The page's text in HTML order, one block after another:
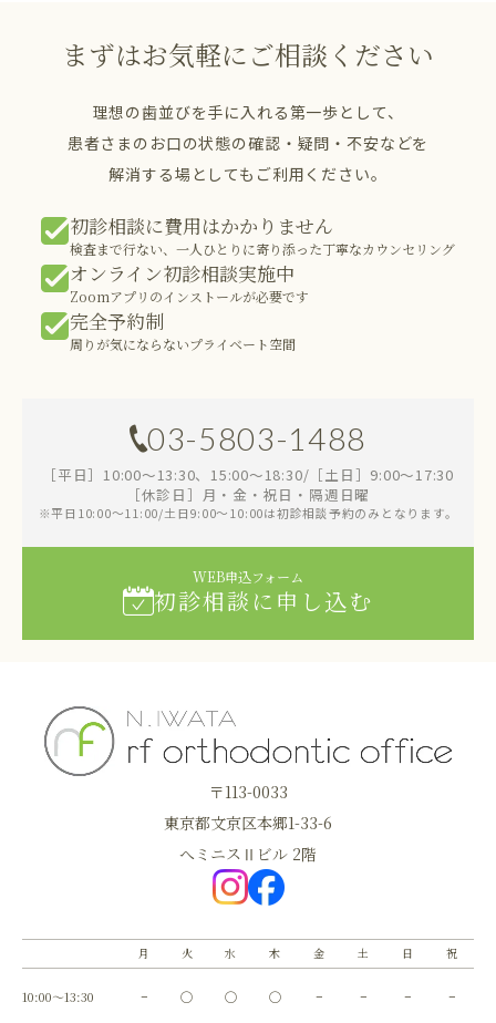
まずはお気軽にご相談ください
理想の歯並びを手に入れる第一歩として、
患者さまのお口の状態の確認・疑問・不安などを
解消する場としてもご利用ください。
初診相談に費用はかかりません
検査まで行ない、一人ひとりに寄り添った丁寧なカウンセリング
オンライン初診相談実施中
Zoomアプリのインストールが必要です
完全予約制
周りが気にならないプライベート空間
03-5803-1488
［平日］10:00～13:30、15:00～18:30/［土日］9:00～17:30
［休診日］月・金・祝日・隔週日曜
※平日10:00～11:00/土日9:00～10:00は初診相談予約のみとなります。
WEB申込フォーム
初診相談に申し込む
〒113-0033
東京都文京区本郷1-33-6
へミニスⅡビル 2階
月 火 水 木 金 土 日 祝
10:00～13:30 − ◯ ◯ ◯ − − − −